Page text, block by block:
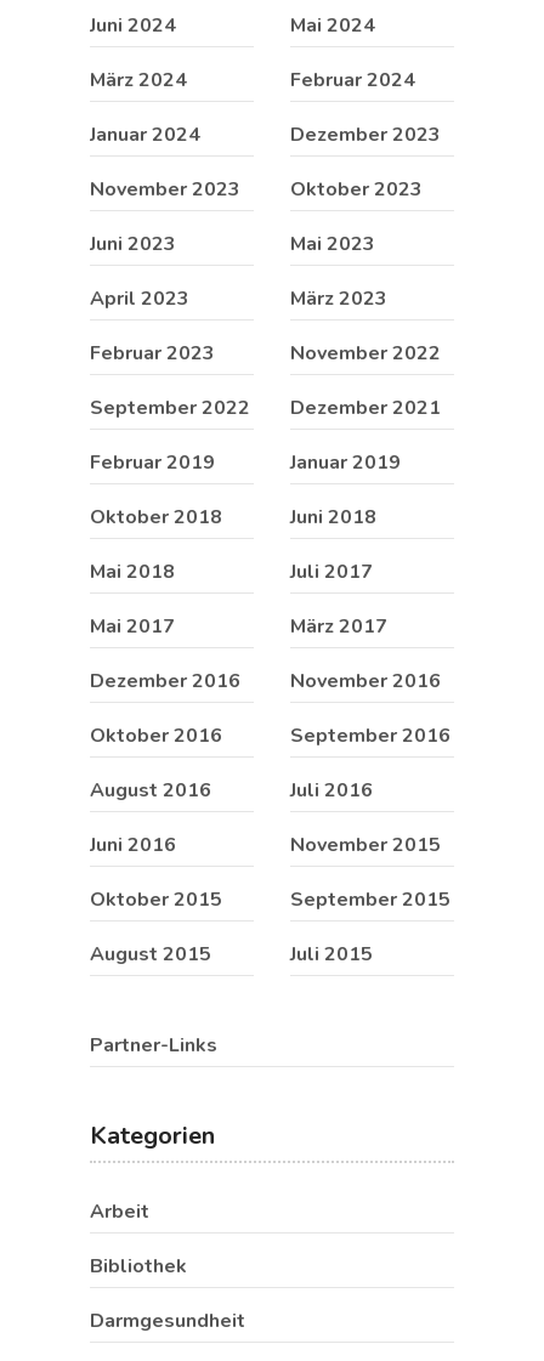
Juni 2024 Mai 2024
März 2024 Februar 2024
Januar 2024 Dezember 2023
November 2023 Oktober 2023
Juni 2023 Mai 2023
April 2023 März 2023
Februar 2023 November 2022
September 2022 Dezember 2021
Februar 2019 Januar 2019
Oktober 2018 Juni 2018
Mai 2018 Juli 2017
Mai 2017 März 2017
Dezember 2016 November 2016
Oktober 2016 September 2016
August 2016 Juli 2016
Juni 2016 November 2015
Oktober 2015 September 2015
August 2015 Juli 2015
Partner-Links
Kategorien
Arbeit
Bibliothek
Darmgesundheit